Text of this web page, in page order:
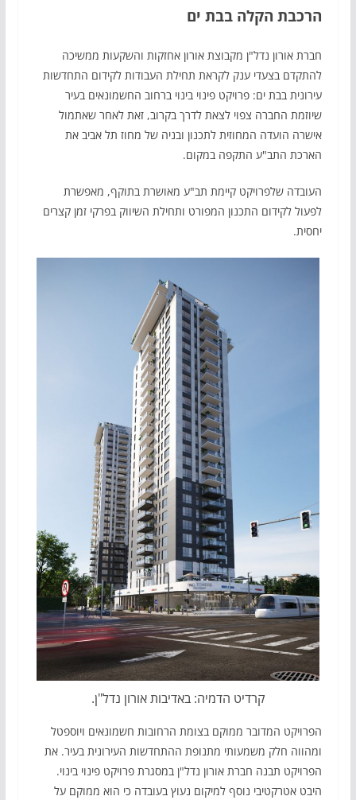
הרכבת הקלה בבת ים
חברת אורון נדל"ן מקבוצת אורון אחזקות והשקעות ממשיכה
להתקדם בצעדי ענק לקראת תחילת העבודות לקידום התחדשות
עירונית בבת ים: פרויקט פינוי בינוי ברחוב החשמונאים בעיר
שיוזמת החברה צפוי לצאת לדרך בקרוב, זאת לאחר שאתמול
אישרה הועדה המחוזית לתכנון ובניה של מחוז תל אביב את
הארכת התב"ע התקפה במקום.
העובדה שלפרויקט קיימת תב"ע מאושרת בתוקף, מאפשרת
לפעול לקידום התכנון המפורט ותחילת השיווק בפרקי זמן קצרים
יחסית.
קרדיט הדמיה: באדיבות אורון נדל"ן.
הפרויקט המדובר ממוקם בצומת הרחובות חשמונאים ויוספטל
ומהווה חלק משמעותי מתנופת ההתחדשות העירונית בעיר. את
הפרויקט תבנה חברת אורון נדל"ן במסגרת פרויקט פינוי בינוי.
היבט אטרקטיבי נוסף למיקום נעוץ בעובדה כי הוא ממוקם על